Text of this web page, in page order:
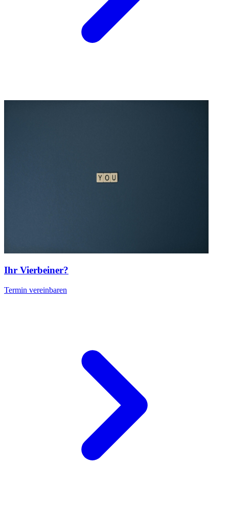
Ihr Vierbeiner?
Termin vereinbaren